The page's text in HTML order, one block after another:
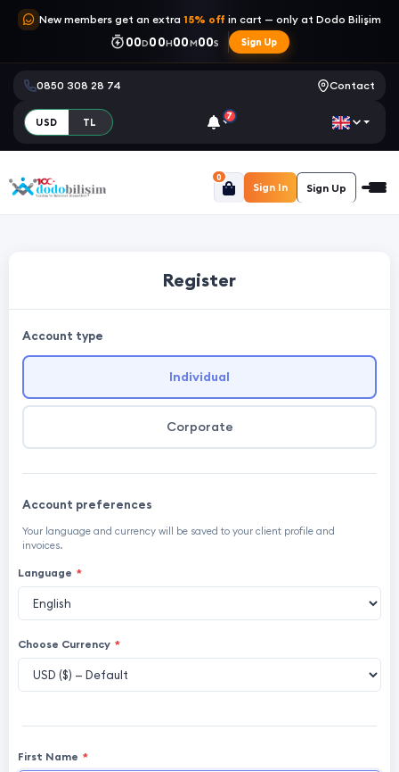
New members get an extra 15% off in cart — only at Dodo Bilişim
00D00H00M00S Sign Up
0850 308 28 74 Contact
USD TL
7
0
Sign In Sign Up
Register
Account type
Individual
Corporate
Account preferences
Your language and currency will be saved to your client profile and
invoices.
Language *
Choose Currency *
First Name *